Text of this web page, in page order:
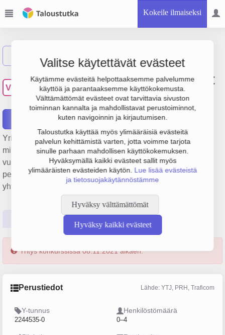
Kokeile ilmaiseksi
Valitse käytettävät evästeet
Käytämme evästeitä helpottaaksemme palvelumme
käyttöä ja parantaaksemme käyttökokemusta.
Välttämättömät evästeet ovat tarvittavia sivuston
toiminnan kannalta ja mahdollistavat perustoiminnot,
kuten navigoinnin ja kirjautumisen.
Taloustutka käyttää myös ylimääräisiä evästeitä
palvelun kehittämistä varten, jotta voimme tarjota
sinulle parhaan mahdollisen käyttökokemuksen.
Hyväksymällä kaikki evästeet sallit myös
ylimääräisten evästeiden käytön. Lue lisää evästeistä
ja tietosuojakäytännöstämme
Hyväksy välttämättömät
Hyväksy kaikki evästeet
VH
Vantaan Henkilöstöpalvelut
Oy
Yrityksen Vantaan Henkilöstöpalvelut Oy liikevaihto on 3.9
milj. € ja tulos 990 000 €. Sen päätoimiala on Työvoiman
vuokraus ja muu henkilöstön hankintapalvelutoiminta,
perustamisvuosi 2009 ja sijainti Helsinki. Yrityksen
yhtiömuoto Osakeyhtiö (OY).
Päättäjätiedot
Yritys konkurssissa 08.11.2021 alkaen.
Perustiedot Lähde: YTJ, PRH, Traficom
Y-tunnus
2244535-0
Henkilöstömäärä
0–4